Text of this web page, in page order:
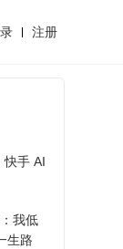
注册
快手 AI
我低
生路